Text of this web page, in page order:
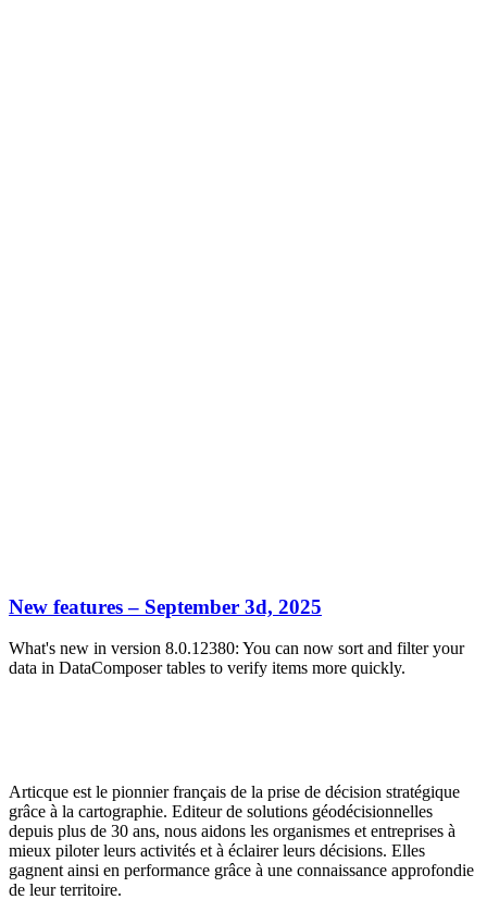
New features – September 3d, 2025
What's new in version 8.0.12380: You can now sort and filter your
data in DataComposer tables to verify items more quickly.
Articque est le pionnier français de la prise de décision stratégique
grâce à la cartographie. Editeur de solutions géodécisionnelles
depuis plus de 30 ans, nous aidons les organismes et entreprises à
mieux piloter leurs activités et à éclairer leurs décisions. Elles
gagnent ainsi en performance grâce à une connaissance approfondie
de leur territoire.